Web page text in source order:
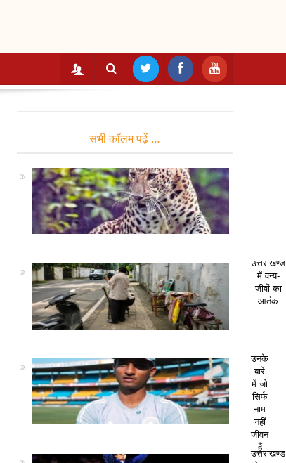
सभी कॉलम पढ़ें …
उत्तराखण्ड
में वन्य-
जीवों का
आतंक
उनके
बारे
में जो
सिर्फ
नाम
नहीं
जीवन
हैं
उत्तराखण्ड